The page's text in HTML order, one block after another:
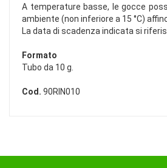
A temperature basse, le gocce
ambiente (non inferiore a 15 °C)
La data di scadenza indicata si
Formato
Tubo da 10 g.
Cod. 90RIN010